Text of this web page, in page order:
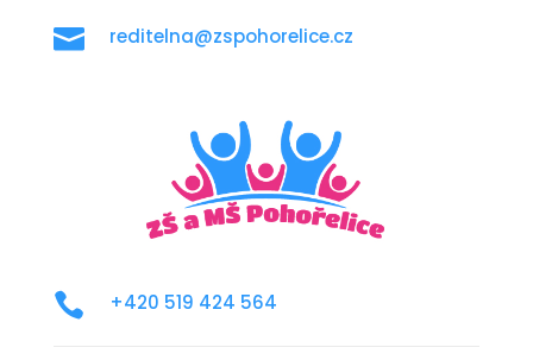
 reditelna@zspohorelice.cz
 +420 519 424 564